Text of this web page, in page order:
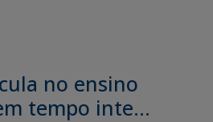
no ensino
tempo inte...